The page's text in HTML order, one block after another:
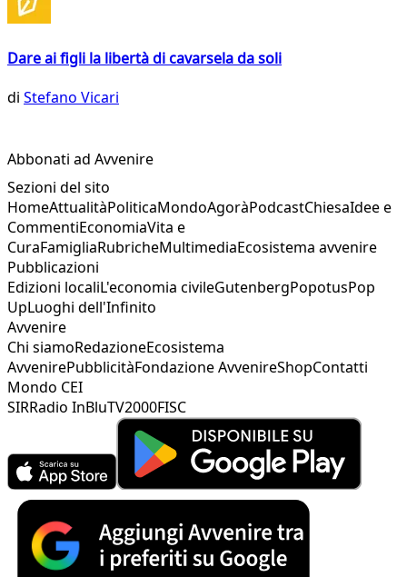
Dare ai figli la libertà di cavarsela da soli
di Stefano Vicari
Abbonati ad Avvenire
Sezioni del sito
HomeAttualitàPoliticaMondoAgoràPodcastChiesaIdee e
CommentiEconomiaVita e
CuraFamigliaRubricheMultimediaEcosistema avvenire
Pubblicazioni
Edizioni localiL'economia civileGutenbergPopotusPop
UpLuoghi dell'Infinito
Avvenire
Chi siamoRedazioneEcosistema
AvvenirePubblicitàFondazione AvvenireShopContatti
Mondo CEI
SIRRadio InBluTV2000FISC